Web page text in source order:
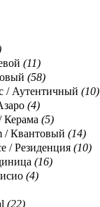
(11)
(58)
/ Аутентичный (10)
(4)
Керама (5)
/ Квантовый (14)
/ Резиденция (10)
(16)
(4)
(22)